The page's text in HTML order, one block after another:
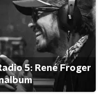
5: René Froger